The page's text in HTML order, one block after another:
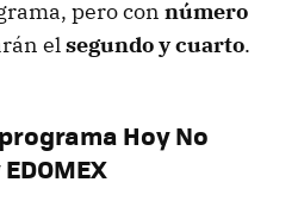
pero con número
elsegundo y cuarto.
Hoy No